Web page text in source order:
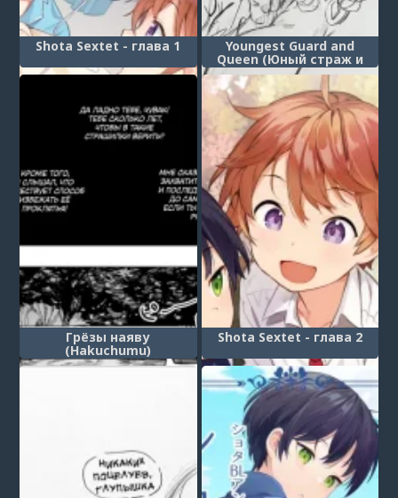
Shota Sextet - глава 1 Youngest Guard and
Queen (Юный страж и
королева)
Грёзы наяву
(Hakuchumu)
Shota Sextet - глава 2